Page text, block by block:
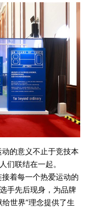
的意义不止于竞技本
们联结在一起。
着每一个热爱运动的
手先后现身，为品牌
世界”理念提供了生